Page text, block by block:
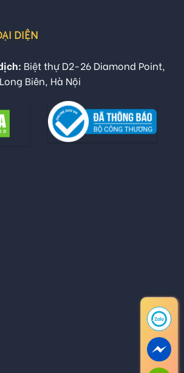
DIỆN
Biệt thự D2-26 Diamond Point,
Biên, Hà Nội